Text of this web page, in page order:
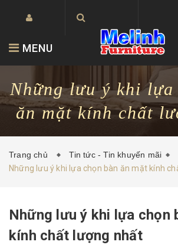
MENU
Những lưu ý khi lựa
ăn mặt kính chất
Trang chủ
Tin tức - Tin khuyến mãi
Những lưu ý khi lựa chọn bàn ăn mặt kính
Những lưu ý khi lựa chọn
kính chất lượng nhất